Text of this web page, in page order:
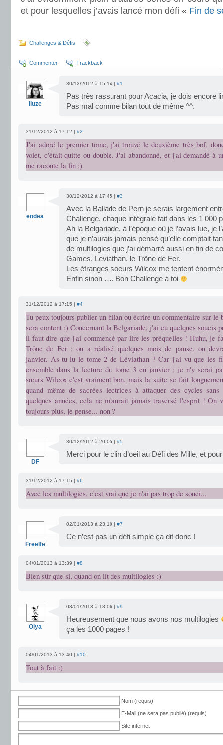
et pour lesquelles j’avais lancé mon défi « Fin de
Challenges & Défis
Commenter Trackback
Iluze
30/12/2012 à 15:14 | #1
Pas très rassurant pour Acacia, je dois encore
Pas mal comme bilan tout de même ^^.
31/12/2012 à 17:12 | #2
J'ai adoré le premier tome, j'ai trouvé le deuxième très bof,
volet, c'était quitte ou double. J'ai abandonné, et j'ai demandé à
me raconte la fin ;)
endea
30/12/2012 à 17:45 | #3
Avec la Ballade de Pern je serais largement
Challenge, chaque intégrale fait dans les 1 000
Ah la Belgariade, à l’époque où je l’avais lue, je
que je n’aurais jamais pensé qu’elle comptait
de multilogies que j’ai démarré aussi en fin de
Games, Leviathan, le Trône de Fer.
Les étranges soeurs Wilcox me tentent
Enfin sinon …. Bon Challenge à toi
31/12/2012 à 17:15 | #4
Tu peux toujours publier un bilan ou écrire un commentaire sur le
sera content :) Concernant la Belgariade, j'ai eu quelques soucis
il faut dire que j'ai commencé par lire les préquelles ! Huhu, je
Trône de Fer : on a réalisé quelques mois de pause, on
janvier. As-tu lu le tome 2 de Léviathan ? Car j'ai vu que les
ensemble dans la lecture du tome 3 en janvier ; je n'y serai
sœurs Wilcox c'est vraiment bon, mais la suite se fait
quand même de sacrées lectrices à attaquer des cycles
quelques années, cela ne m'aurait jamais traversé l'esprit ! On
toujours plus, je pense... non ?
DF
30/12/2012 à 20:05 | #5
Merci pour le clin d’oeil au Défi des Mille, et
31/12/2012 à 17:15 | #6
Avec les multilogies, c'est vrai que je n'ai pas trop de souci...
Freelfe
02/01/2013 à 23:10 | #7
Ce n’est pas un défi simple ça dit donc !
04/01/2013 à 13:39 | #8
Bien sûr que si, quand on lit des multilogies :)
Olya
03/01/2013 à 18:06 | #9
Heureusement que nous avons nos multilogies
ça les 1000 pages !
04/01/2013 à 13:40 | #10
Tout à fait :)
Nom (requis)
E-Mail (ne sera pas publié) (requis)
Site internet